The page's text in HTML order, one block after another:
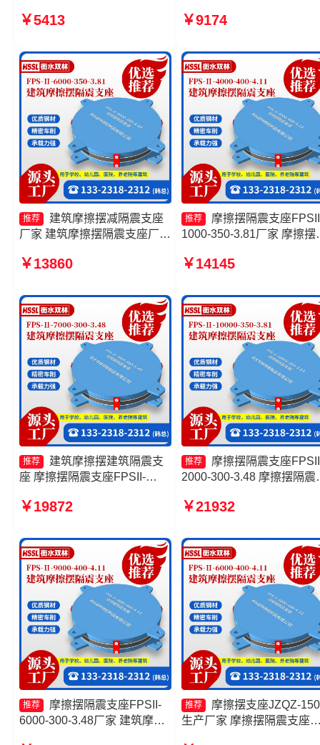
摩擦复摆隔震支座 摩擦摆隔震
￥5413
400-4.11源头工厂 摩擦摆
产厂家
￥9174
推荐
建筑摩擦摆减隔震支座
厂家 建筑摩擦摆隔震支座厂家
300-3.48生产厂家 摩擦摆隔震
头工厂
￥13860
推荐
摩擦摆隔震支座
1000-350-3.81厂家 摩擦摆
减隔震支座生产厂家 摩擦
￥14145
推荐
建筑摩擦摆建筑隔震支
座 摩擦摆隔震支座FPSII-
震支座FPSII-4000-400-4.11
座
￥19872
推荐
摩擦摆隔震支座
2000-300-3.48 摩擦摆隔震
厂家 摩擦隔震支座源头工
400-4.11源头工厂
￥21932
推荐
摩擦摆隔震支座FPSII-
6000-300-3.48厂家 建筑摩擦
推荐
摩擦摆支座JZQZ-
生产厂家 摩擦摆隔震支座